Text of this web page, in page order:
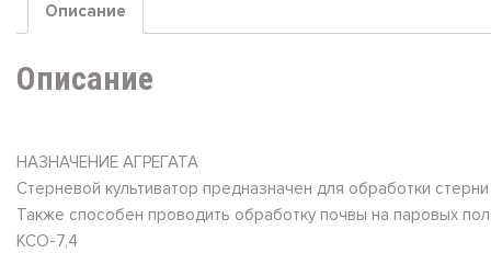
Описание
Описание
НАЗНАЧЕНИЕ АГРЕГАТА
Стерневой культиватор предназначен для обработки
Также способен проводить обработку почвы на паровых
КСО-7,4